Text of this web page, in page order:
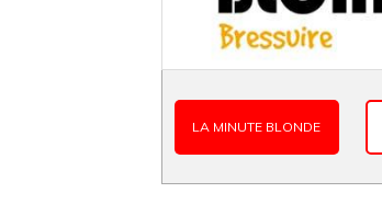
LA MINUTE BLONDE